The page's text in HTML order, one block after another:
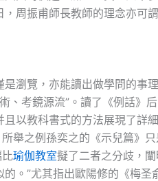
周振甫師長教師的理念亦可
瀏覽，亦能讀出做學問的事
、考鏡源流”。讀了《例話》
以教科書式的方法展現了詳
舉之例孫奕之的《示兒篇》
瑜伽教室擬了二者之分歧，
。”尤其指出歐陽修的《梅圣